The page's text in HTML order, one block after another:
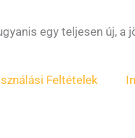
egy teljesen új,
Feltételek